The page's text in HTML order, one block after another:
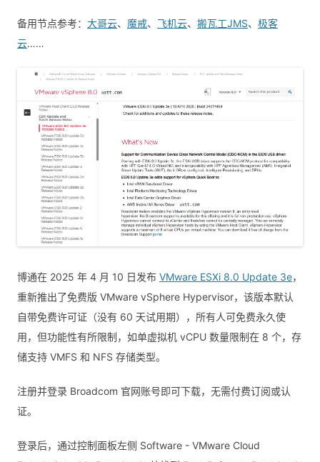
备用节点参考： 大哥云、 魔戒、 飞机云、 搬瓦工JMS、 极客
云……
博通在 2025 年 4 月 10 日发布 VMware ESXi 8.0 Update 3e，
重新推出了免费版 VMware vSphere Hypervisor，该版本默认
自带免费许可证（没有 60 天试用期），所有人可免费永久使
用，但功能性有所限制，如单虚拟机 vCPU 数量限制在 8 个，存
储支持 VMFS 和 NFS 存储类型。
注册并登录 Broadcom 官网账号即可下载，无需付费订阅或认
证。
登录后，通过控制面板左侧 Software - VMware Cloud